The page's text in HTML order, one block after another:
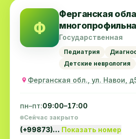
Ф
Ферганская
больница
Государственная
Педиатрия
Детские неврология
Ферганская обл., ул. Навои,
пн–пт:09:00–17:00
Сейчас закрыто
(+99873)… Показать номер